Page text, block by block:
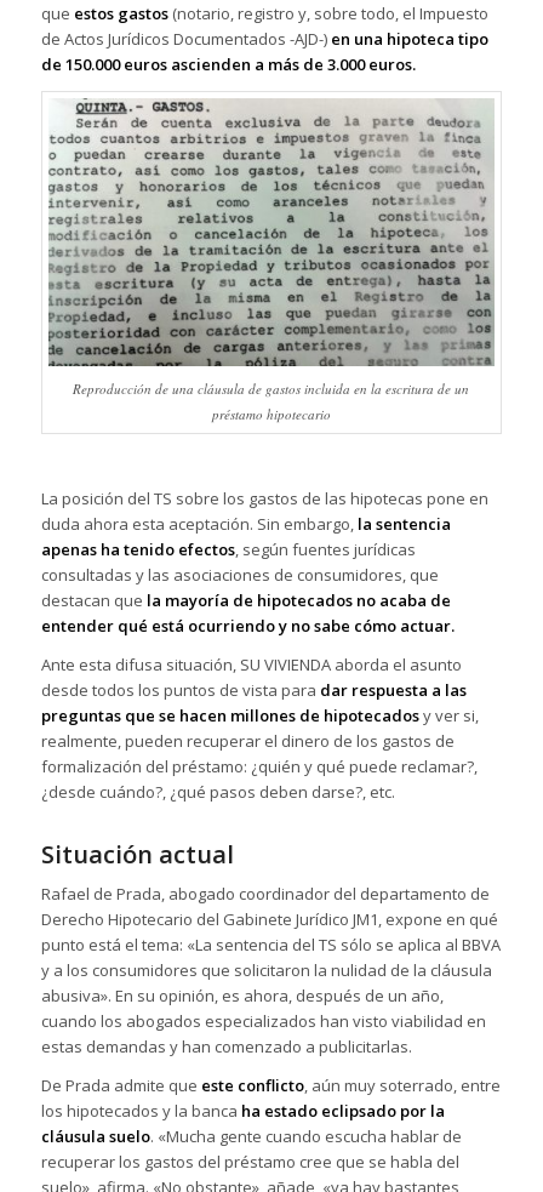
que estos gastos(notario, registro y, sobre todo, el Impuesto
de Actos Jurídicos Documentados -AJD-) en una hipoteca tipo
de 150.000 euros ascienden a más de 3.000 euros.
Reproducción de una cláusula de gastos incluida en la escritura de un
préstamo hipotecario
La posición del TS sobre los gastos de las hipotecas pone en
duda ahora esta aceptación. Sin embargo,la sentencia
apenas ha tenido efectos, según fuentes jurídicas
consultadas y las asociaciones de consumidores, que
destacan que la mayoría de hipotecados no acaba de
entender qué está ocurriendo y no sabe cómo actuar.
Ante esta difusa situación, SU VIVIENDA aborda el asunto
desde todos los puntos de vista para dar respuesta a las
preguntas que se hacen millones de hipotecadosy ver si,
realmente, pueden recuperar el dinero de los gastos de
formalización del préstamo: ¿quién y qué puede reclamar?,
¿desde cuándo?, ¿qué pasos deben darse?, etc.
Situación actual
Rafael de Prada, abogado coordinador del departamento de
Derecho Hipotecario del Gabinete Jurídico JM1, expone en qué
punto está el tema: «La sentencia del TS sólo se aplica al BBVA
y a los consumidores que solicitaron la nulidad de la cláusula
abusiva». En su opinión, es ahora, después de un año,
cuando los abogados especializados han visto viabilidad en
estas demandas y han comenzado a publicitarlas.
De Prada admite que este conflicto, aún muy soterrado, entre
los hipotecados y la banca ha estado eclipsado por la
cláusula suelo. «Mucha gente cuando escucha hablar de
recuperar los gastos del préstamo cree que se habla del
suelo», afirma. «No obstante», añade, «ya hay bastantes